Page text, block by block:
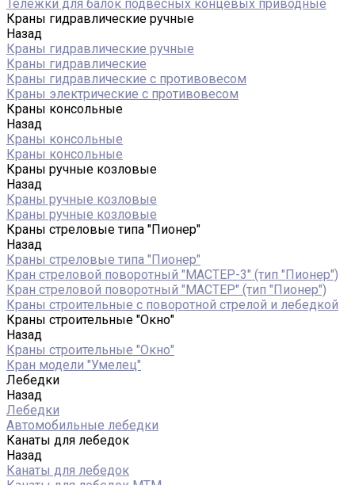
Тележки для балок подвесных концевых приводные
Краны гидравлические ручные
Назад
Краны гидравлические ручные
Краны гидравлические
Краны гидравлические с противовесом
Краны электрические с противовесом
Краны консольные
Назад
Краны консольные
Краны консольные
Краны ручные козловые
Назад
Краны ручные козловые
Краны ручные козловые
Краны стреловые типа "Пионер"
Назад
Краны стреловые типа "Пионер"
Кран стреловой поворотный "МАСТЕР-3" (тип "Пионер")
Кран стреловой поворотный "МАСТЕР" (тип "Пионер")
Краны строительные с поворотной стрелой и лебедкой
Краны строительные "Окно"
Назад
Краны строительные "Окно"
Кран модели "Умелец"
Лебедки
Назад
Лебедки
Автомобильные лебедки
Канаты для лебедок
Назад
Канаты для лебедок